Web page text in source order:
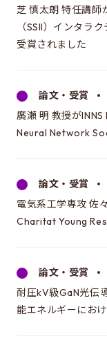
先輩たちの声・進路
所属学生の声
ガイダンスにつ
電気系進学選
EEICをもっと知る
同窓会のページ
資料アーカイブ
芝 慎太朗 特任講師
（SSII）インタラ
受賞されました
論文・受賞
廣瀬 明 教授が
Neural Network
論文・受賞
電気系工学専攻 佐
Charitat Young
論文・受賞
耐圧kV級GaN光伝
能エネルギーにお